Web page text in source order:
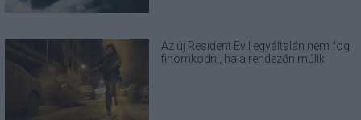
Az új Resident Evil egyáltalán nem fog
finomkodni, ha a rendezőn múlik